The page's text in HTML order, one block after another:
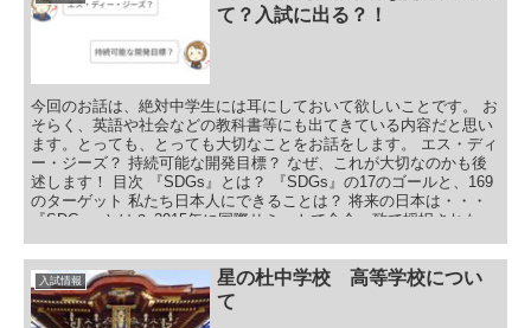
ライドについて
て？入試に出る？！
今回のお話は、絶対中学生には耳にしておいて欲しいことです。 お
そらく、英語や社会などの教科書等にも出てきている内容だと思い
ます。とっても、とっても大切なことをお話をします。 エス・ディ
ー・ジーズ？ 持続可能な開発目標？ なぜ、これが大切なのかも後
述します！ 目次 『SDGs』とは？ 『SDGs』の17のゴールと、169
のターゲット 私たち日本人にできることは？ 将来の日本は・・・
『SDGs』とは？ 2015年に国際サミットで全会一致で採択された
2030年までに持続可能でよりよい世界を目指す国際目標です。
入試情報
星の杜中学校 高等学校につい
て